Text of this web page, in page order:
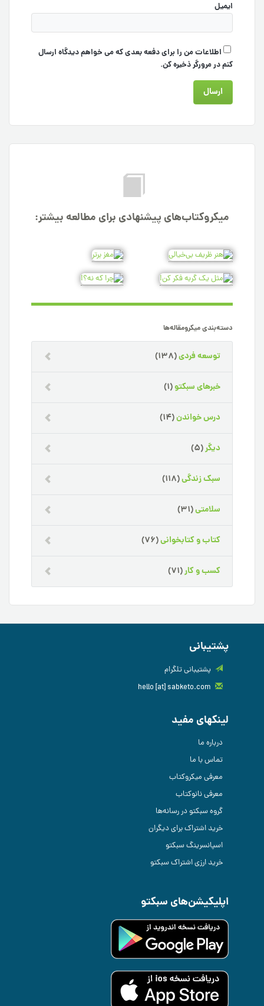
ایمیل
اطلاعات من را برای دفعه بعدی که می خواهم دیدگاه ارسال
کنم در مرورگر ذخیره کن.
میکروکتاب‌های پیشنهادی برای مطالعه بیشتر:
دسته‌بندی میکرومقاله‌ها
توسعه فردی(138)
خبرهای سبکتو(1)
درس خواندن(14)
دیگر(5)
سبک زندگی(118)
سلامتی(31)
کتاب و کتابخوانی(76)
کسب و کار(71)
پشتیبانی
پشتیبانی تلگرام
لینکهای مفید
درباره ما
تماس با ما
معرفی میکروکتاب
معرفی نانوکتاب
گروه سبکتو در رسانه‌ها
خرید اشتراک برای دیگران
اسپانسرینگ سبکتو
خرید ارزی اشتراک سبکتو
اپلیکیشن‌های سبکتو